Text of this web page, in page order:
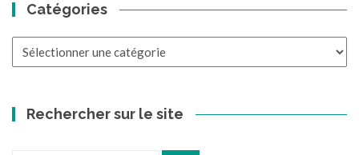
Catégories
Catégories
Rechercher sur le site